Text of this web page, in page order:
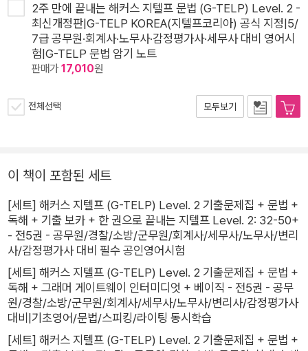
2주 만에 끝내는 해커스 지텔프 문법 (G-TELP) Level. 2 -
최신개정판|G-TELP KOREA(지텔프코리아) 공식 지정|5/
7급 공무원·회계사·노무사·감정평가사·세무사 대비 영어시
험|G-TELP 문법 암기 노트
판매가17,010원
전체선택 모두보기
이 책이 포함된 세트
[세트] 해커스 지텔프 (G-TELP) Level. 2 기출문제집 + 문법 +
독해 + 기출 보카 + 한 권으로 끝내는 지텔프 Level. 2: 32-50+
- 전5권 - 공무원/경찰/소방/군무원/회계사/세무사/노무사/변리
사/감정평가사 대비 필수 공인영어시험
[세트] 해커스 지텔프 (G-TELP) Level. 2 기출문제집 + 문법 +
독해 + 그래머 게이트웨이 인터미디엇 + 베이직 - 전5권 - 공무
원/경찰/소방/군무원/회계사/세무사/노무사/변리사/감정평가사
대비|기초영어/문법/스피킹/라이팅 동시학습
[세트] 해커스 지텔프 (G-TELP) Level. 2 기출문제집 + 문법 +